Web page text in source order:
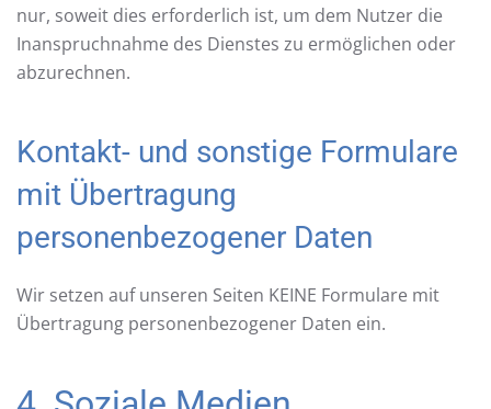
nur, soweit dies erforderlich ist, um dem Nutzer die
Inanspruchnahme des Dienstes zu ermöglichen oder
abzurechnen.
Kontakt- und sonstige Formulare
mit Übertragung
personenbezogener Daten
Wir setzen auf unseren Seiten KEINE Formulare mit
Übertragung personenbezogener Daten ein.